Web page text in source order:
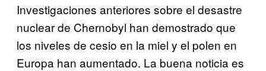
Investigaciones anteriores sobre el desastre
nuclear de Chernobyl han demostrado que
los niveles de cesio en la miel y el polen en
Europa han aumentado. La buena noticia es